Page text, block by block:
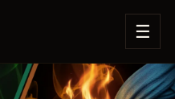
☰